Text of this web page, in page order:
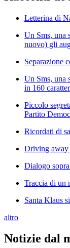
Letterina di
Un Sms, una
nuovo) gli
Separazione
Un Sms, una
in 160
Piccolo
Partito
Ricordati di
Driving away
Dialogo
Traccia di un
Santa Klaus
altro
Notizie dal